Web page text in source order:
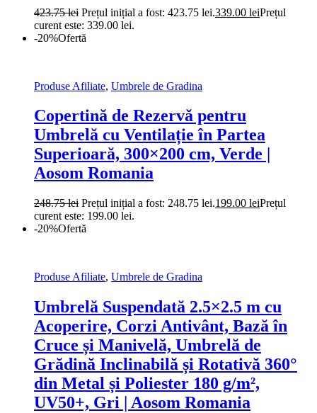
423.75lei Prețul inițial a fost: 423.75 lei.339.00 leiPrețul
curent este: 339.00 lei.
-20%Ofertă
Produse Afiliate, Umbrele de Gradina
Copertină de Rezervă pentru
Umbrelă cu Ventilație în Partea
Superioară, 300×200 cm, Verde |
Aosom Romania
248.75lei Prețul inițial a fost: 248.75 lei.199.00 leiPrețul
curent este: 199.00 lei.
-20%Ofertă
Produse Afiliate, Umbrele de Gradina
Umbrelă Suspendată 2.5×2.5 m cu
Acoperire, Corzi Antivânt, Bază în
Cruce și Manivelă, Umbrelă de
Grădină Inclinabilă și Rotativă 360°
din Metal și Poliester 180 g/m²,
UV50+, Gri | Aosom Romania